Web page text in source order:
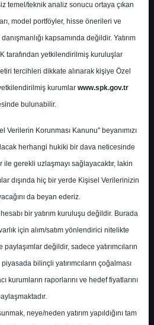
- TÜRKİYE GARANTİ
A.Ş.
68.40 ₺
%0.00
Get.
0
10 Ekim 2023
206,96 ₺
186,96 ₺
%47.21
temel/teknik analiz sonucu ortaya çıkan
model portföyler, hisse önerileri ve
kapsamında değildir. Yatırım
tarafından yetkilendirilmiş kuruluşlar
tercihleri dikkate alınarak kişiye Özel
kurumlar www.spk.gov.tr
bulunabilir.
Verilerin Korunması Kanunu" beyanımızı
herhangi hukiki bir dava neticesinde
gerekli uzlaşmayı sağlayacaktır, lakin
dışında hiç bir yerde Kişisel Verilerinizin
da beyan ederiz.
bir yatırım kuruluşu değildir. Burada
için alım/satım yönlendirici nitelikte
değildir, sadece yatırımcıların
bilinçli yatırımcıların çoğalması
kurumların raporlarını ve hedef fiyatlarını
neye/neden yatırım yapıldığını tam